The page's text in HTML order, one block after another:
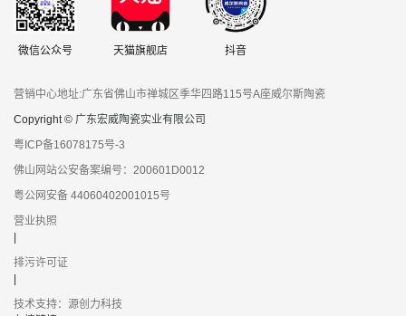
微信公众号 天猫旗舰店 抖音
营销中心地址:广东省佛山市禅城区季华四路115号A座威尔斯陶瓷
Copyright © 广东宏威陶瓷实业有限公司
粤ICP备16078175号-3
佛山网站公安备案编号：200601D0012
粤公网安备 44060402001015号
营业执照
排污许可证
技术支持：源创力科技